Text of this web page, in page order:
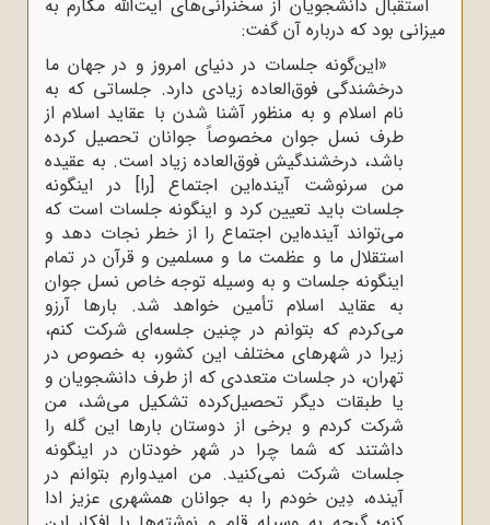
استقبال دانشجویان از سخنرانی‌های آیت‌الله‌ مکارم به
میزانی بود که درباره آن گفت:
«این‌گونه جلسات در دنیای ‌امروز و در جهان ما
درخشندگی فوق‌العاده زیادی دارد. جلساتی که به
نام اسلام و به منظور آشنا شدن با عقاید اسلام از
طرف نسل جوان مخصوصاً جوانان تحصیل کرده
باشد، درخشندگیش فوق‌العاده زیاد است. به عقیده
من سرنوشت آینده‌این اجتماع [را] در اینگونه
جلسات باید تعیین کرد و اینگونه جلسات است که
می‌تواند آینده‌این اجتماع را از خطر نجات دهد و
استقلال ما و عظمت ما و مسلمین و قرآن در تمام
اینگونه جلسات و به وسیله توجه خاص نسل جوان
به عقاید اسلام تأمین خواهد شد. بارها آرزو
می‌کردم که بتوانم در چنین جلسه‌ای شرکت کنم،
زیرا در شهرهای مختلف این کشور، به خصوص در
تهران، در جلسات متعددی که از طرف دانشجویان و
یا طبقات دیگر تحصیل‌کرده تشکیل می‌شد، من
شرکت کردم و برخی از دوستان بارها این گله را
داشتند که شما چرا در شهر خودتان در اینگونه
جلسات شرکت نمی‌کنید. من ‌امیدوارم بتوانم در
آینده، دِین خودم را به جوانان همشهری عزیز ادا